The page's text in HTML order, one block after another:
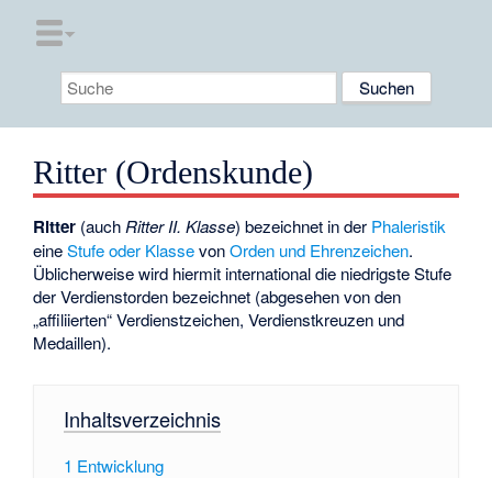
Ritter (Ordenskunde)
Ritter (auchRitter II. Klasse) bezeichnet in der Phaleristik
eineStufe oder KlassevonOrden und Ehrenzeichen.
Üblicherweise wird hiermit international die niedrigste Stufe
der Verdienstorden bezeichnet (abgesehen von den
„affiliierten“ Verdienstzeichen, Verdienstkreuzen und
Medaillen).
Inhaltsverzeichnis
1 Entwicklung